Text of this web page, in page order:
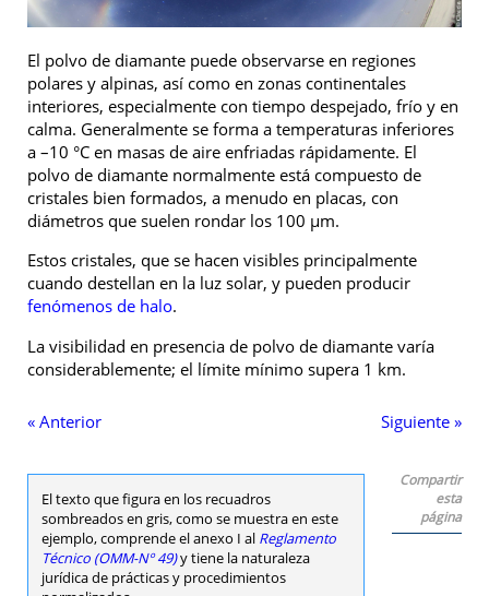
El polvo de diamante puede observarse en regiones
polares y alpinas, así como en zonas continentales
interiores, especialmente con tiempo despejado, frío y en
calma. Generalmente se forma a temperaturas inferiores
a –10 °C en masas de aire enfriadas rápidamente. El
polvo de diamante normalmente está compuesto de
cristales bien formados, a menudo en placas, con
diámetros que suelen rondar los 100 μm.
Estos cristales, que se hacen visibles principalmente
cuando destellan en la luz solar, y pueden producir
fenómenos de halo.
La visibilidad en presencia de polvo de diamante varía
considerablemente; el límite mínimo supera 1 km.
« Anterior Siguiente »
El texto que figura en los recuadros
sombreados en gris, como se muestra en este
ejemplo, comprende el anexo I al Reglamento
Técnico (OMM-Nº 49)y tiene la naturaleza
jurídica de prácticas y procedimientos
Compartir
esta
página